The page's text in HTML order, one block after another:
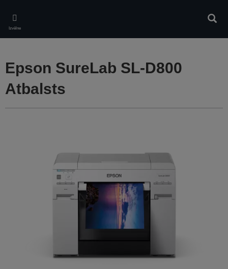
main
content
Izvēlne
Epson SureLab SL-D800
Atbalsts